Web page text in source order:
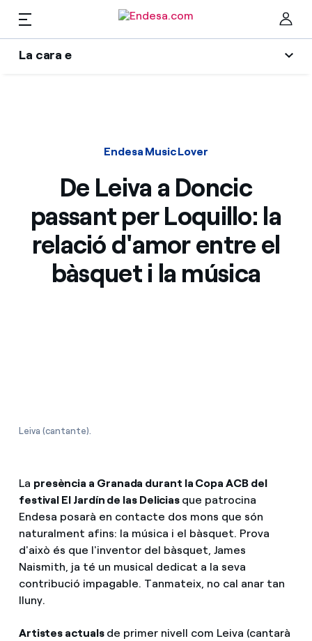
La cara e
Una resposta
El llegat que serem
Wikivatios
Music Lover
Llars
Troba la tarifa que més et convé
Per cada kWh que estalviïs, et descomptem un
Ofertes per a autònoms i Pymes
Mobilitat
PARA TI
Compromís
Blog
Estafes telefòniques
Endesa Music Lover
De Leiva a Doncic
passant per Loquillo: la
relació d'amor entre el
bàsquet i la música
Leiva (cantante).
La presència a Granada durant la Copa ACB del
festival El Jardín de las Delicias que patrocina
Endesa posarà en contacte dos mons que són
naturalment afins: la música i el bàsquet. Prova
d'això és que l'inventor del bàsquet, James
Naismith, ja té un musical dedicat a la seva
contribució impagable. Tanmateix, no cal anar tan
lluny.
Artistes actuals de primer nivell com Leiva (cantarà